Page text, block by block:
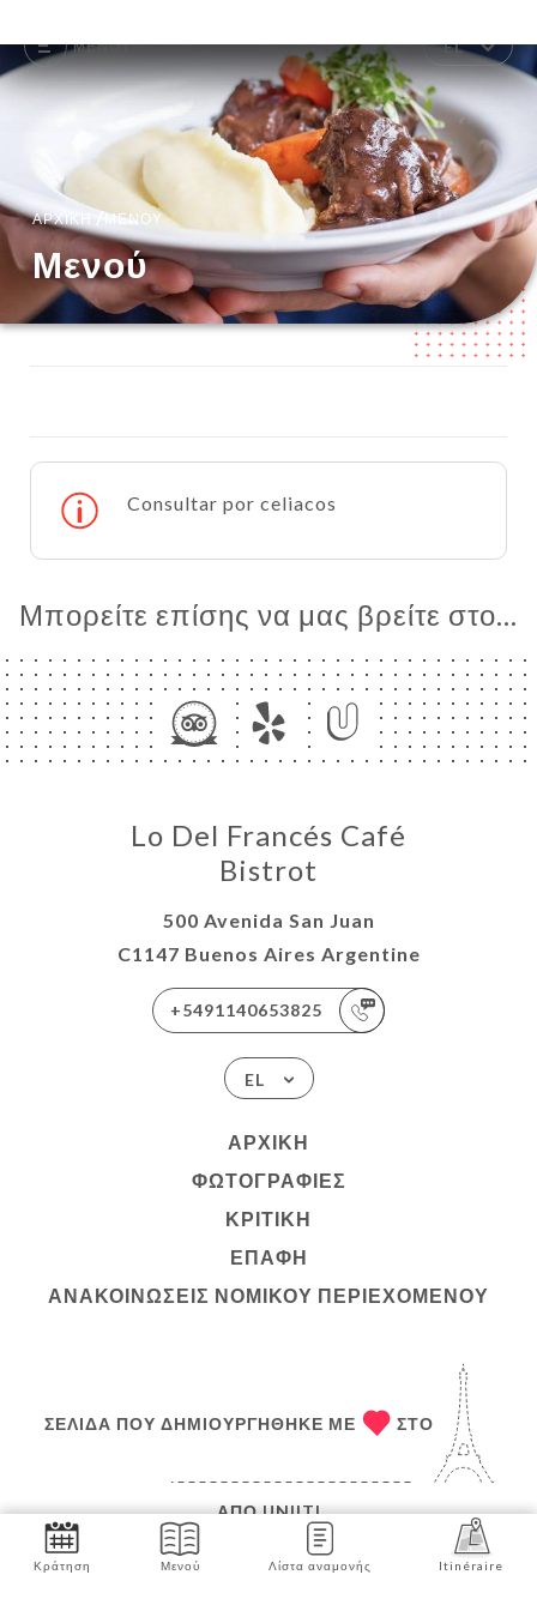
ΜΕΝΟΎ EL
ΑΡΧΙΚΉ /ΜΕΝΟΎ
Μενού
Consultar por celiacos
Μπορείτε επίσης να μας βρείτε στο...
Lo Del Francés Café
Bistrot
500 Avenida San Juan
C1147 Buenos Aires Argentine
+5491140653825
EL
ΑΡΧΙΚΉ
ΦΩΤΟΓΡΑΦΊΕΣ
ΚΡΙΤΙΚΉ
ΕΠΑΦΉ
ΑΝΑΚΟΙΝΏΣΕΙΣ ΝΟΜΙΚΟΎ ΠΕΡΙΕΧΟΜΈΝΟΥ
© COPYRIGHT :ΈΤΟΣ – LO DEL FRANCÉS CAFÉ
BISTROT – ΌΛΑ ΤΑ ΔΙΚΑΙΏΜΑΤΑ ΔΙΑΤΗΡΟΎΝΤΑΙ
ΣΕΛΊΔΑ ΠΟΥ ΔΗΜΙΟΥΡΓΉΘΗΚΕ ΜΕ ΣΤΟ
ΑΠΌUNIITI
Κράτηση Μενού Λίστα αναμονής Itinéraire